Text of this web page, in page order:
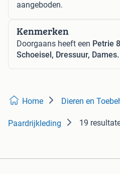
aangeboden.
Kenmerken
Doorgaans heeft een Petrie 8
Schoeisel, Dressuur, Dames.
Home Dieren en
Paardrijkleding 19